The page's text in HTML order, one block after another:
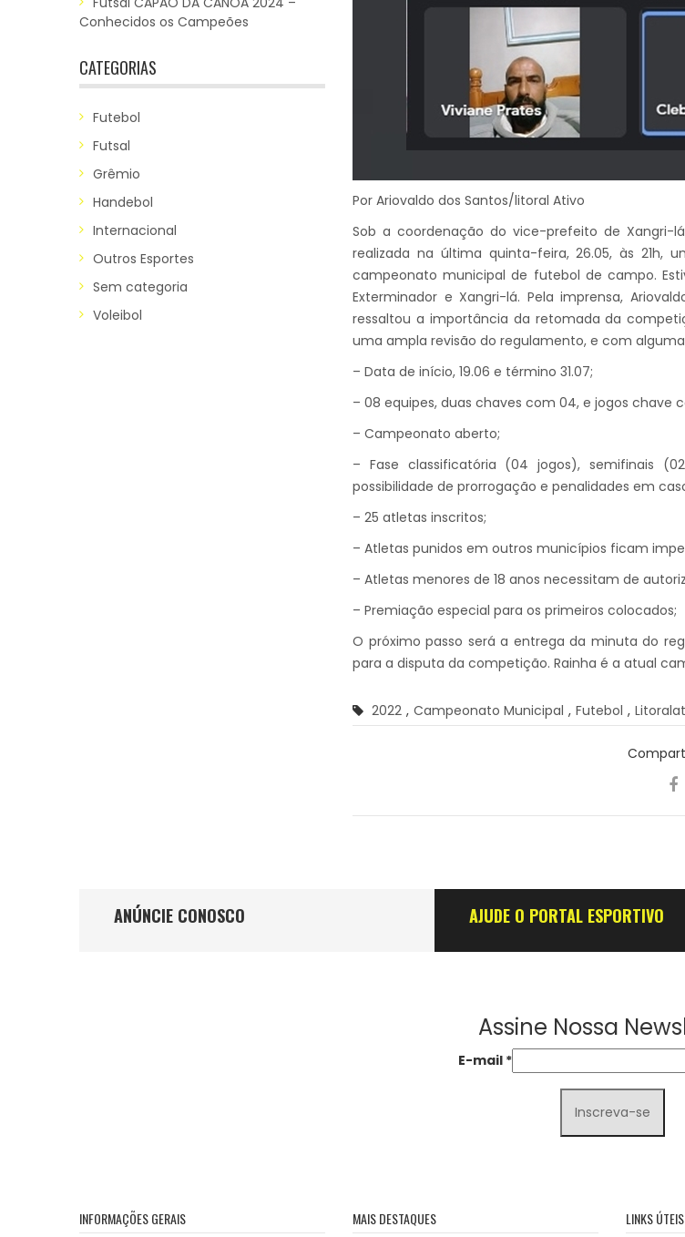
Conhecidos os Campeões
CATEGORIAS
Futebol
Futsal
Grêmio
Handebol
Internacional
Outros Esportes
Sem categoria
Voleibol
Por Ariovaldo dos Santos/litoral Ativo
Sob a coordenação do vice-prefeito de Xangri-
realizada na última quinta-feira, 26.05, às 21h,
campeonato municipal de futebol de campo.
Exterminador e Xangri-lá. Pela imprensa,
ressaltou a importância da retomada da
uma ampla revisão do regulamento, e com
– Data de início, 19.06 e término 31.07;
– 08 equipes, duas chaves com 04, e jogos chave
– Campeonato aberto;
– Fase classificatória (04 jogos), semifinais
possibilidade de prorrogação e penalidades em
– 25 atletas inscritos;
– Atletas punidos em outros municípios ficam
– Atletas menores de 18 anos necessitam de
– Premiação especial para os primeiros colocados;
O próximo passo será a entrega da minuta do
para a disputa da competição. Rainha é a atual
2022 , Campeonato Municipal , Futebol ,
ANÚNCIE CONOSCO AJUDE O PORTAL ESPORTIVO
Assine Nossa
E-mail *
INFORMAÇÕES GERAIS MAIS DESTAQUES LINKS ÚTEIS